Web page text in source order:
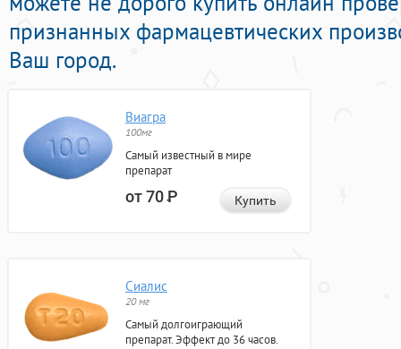
признанных фармацевтических
Ваш город.
Виагра
100мг
Самый известный в мире
препарат
от 70Р Купить
Сиалис
20 мг
Самый долгоиграющий
препарат. Эффект до 36 часов.